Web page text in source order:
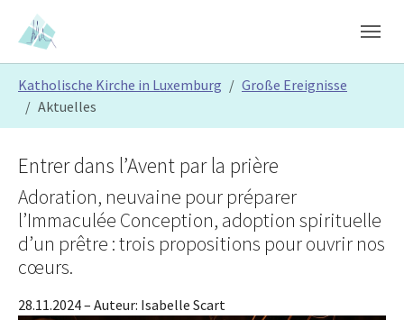
Skip to main content
Skip to page footer
Katholische Kirche in Luxemburg
Große Ereignisse
Aktuelles
Entrer dans l’Avent par la prière
Adoration, neuvaine pour préparer
l’Immaculée Conception, adoption spirituelle
d’un prêtre : trois propositions pour ouvrir nos
cœurs.
28.11.2024– Auteur: Isabelle Scart